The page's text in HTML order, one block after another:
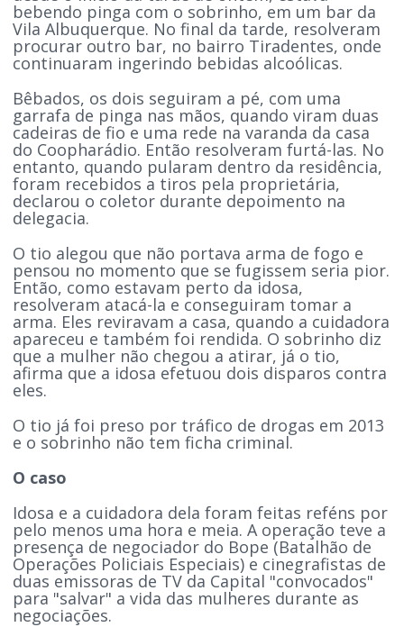
bebendo pinga com o sobrinho, em um bar da
Vila Albuquerque. No final da tarde, resolveram
procurar outro bar, no bairro Tiradentes, onde
continuaram ingerindo bebidas alcoólicas.
Bêbados, os dois seguiram a pé, com uma
garrafa de pinga nas mãos, quando viram duas
cadeiras de fio e uma rede na varanda da casa
do Coopharádio. Então resolveram furtá-las. No
entanto, quando pularam dentro da residência,
foram recebidos a tiros pela proprietária,
declarou o coletor durante depoimento na
delegacia.
O tio alegou que não portava arma de fogo e
pensou no momento que se fugissem seria pior.
Então, como estavam perto da idosa,
resolveram atacá-la e conseguiram tomar a
arma. Eles reviravam a casa, quando a cuidadora
apareceu e também foi rendida. O sobrinho diz
que a mulher não chegou a atirar, já o tio,
afirma que a idosa efetuou dois disparos contra
eles.
O tio já foi preso por tráfico de drogas em 2013
e o sobrinho não tem ficha criminal.
O caso
Idosa e a cuidadora dela foram feitas reféns por
pelo menos uma hora e meia. A operação teve a
presença de negociador do Bope (Batalhão de
Operações Policiais Especiais) e cinegrafistas de
duas emissoras de TV da Capital "convocados"
para "salvar" a vida das mulheres durante as
negociações.